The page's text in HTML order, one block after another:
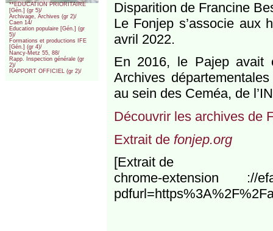
**EDUCATION PRIORITAIRE
[Gén.] (gr 5)/
Archivage, Archives (gr 2)/
Caen 14/
Education populaire [Gén.] (gr
5)/
Formations et productions IFE
[Gén.] (gr 4)/
Nancy-Metz 55, 88/
Rapp. Inspection générale (gr
2)/
RAPPORT OFFICIEL (gr 2)/
Disparition de Francine
Le Fonjep s’associe aux
avril 2022.
En 2016, le Pajep avait
Archives
au sein des Ceméa, de
Découvrir les archives de
Extrait de fonjep.org
[Extrait de
chrome-extension ://